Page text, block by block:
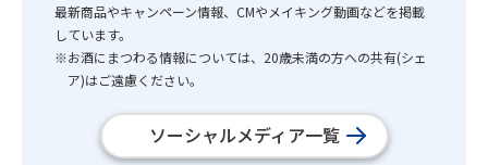
最新商品やキャンペーン情報、CMやメイキング動画などを掲載
しています。
※お酒にまつわる情報については、20歳未満の方への共有(シェ
ア)はご遠慮ください。
ソーシャルメディア一覧